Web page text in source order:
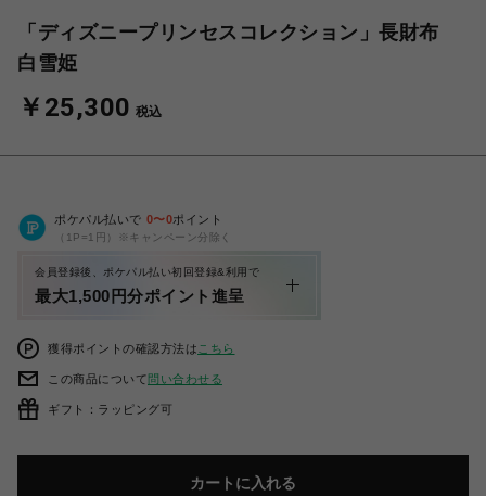
「ディズニープリンセスコレクション」長財布
白雪姫
￥25,300 税込
ポケパル払いで 0〜0ポイント
（1P=1円）※キャンペーン分除く
会員登録後、ポケパル払い初回登録&利用で
最大1,500円分ポイント進呈
獲得ポイントの確認方法は こちら
この商品について問い合わせる
ギフト：ラッピング可
カートに入れる